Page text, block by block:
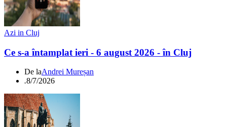
Azi in Cluj
Ce s-a întamplat ieri - 6 august 2026 - în Cluj
De laAndrei Mureșan
.8/7/2026